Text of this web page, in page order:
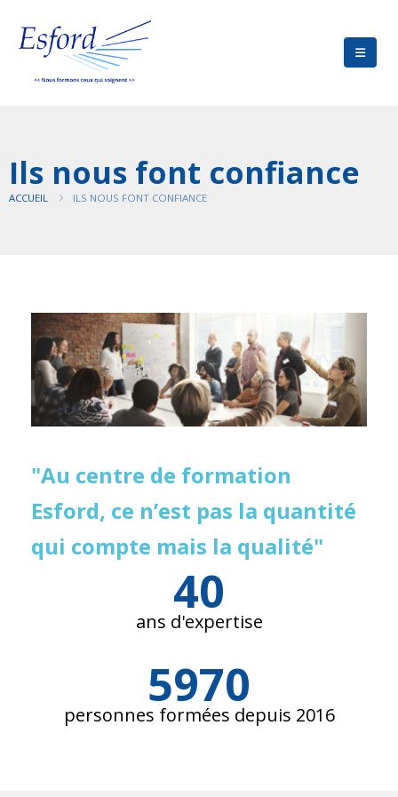
Ils nous font confiance
ACCUEIL ILS NOUS FONT CONFIANCE
"Au centre de formation
Esford, ce n’est pas la quantité
qui compte mais la qualité"
40
ans d'expertise
5970
personnes formées depuis 2016